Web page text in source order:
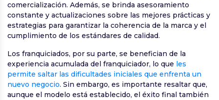
comercialización. Además, se brinda asesoramiento
constante y actualizaciones sobre las mejores prácticas y
estrategias para garantizar la coherencia de la marca y el
cumplimiento de los estándares de calidad.
Los franquiciados, por su parte, se benefician de la
experiencia acumulada del franquiciador, lo que les
permite saltar las dificultades iniciales que enfrenta un
nuevo negocio. Sin embargo, es importante resaltar que,
aunque el modelo está establecido, el éxito final también